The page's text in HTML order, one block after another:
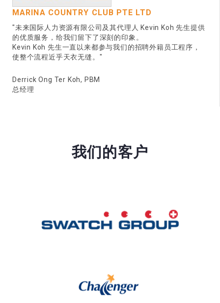
MARINA COUNTRY CLUB PTE LTD
"未来国际人力资源有限公司及其代理人 Kevin Koh 先生提供
的优质服务，给我们留下了深刻的印象。
Kevin Koh 先生一直以来都参与我们的招聘外籍员工程序，
使整个流程近乎天衣无缝。"
Derrick Ong Ter Koh, PBM
总经理
我们的客户